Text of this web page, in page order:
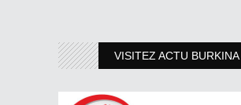
VISITEZ ACTU BURKINA